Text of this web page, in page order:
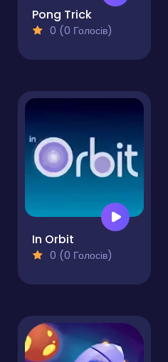
Pong Trick
0 (0 Голосів)
In Orbit
0 (0 Голосів)